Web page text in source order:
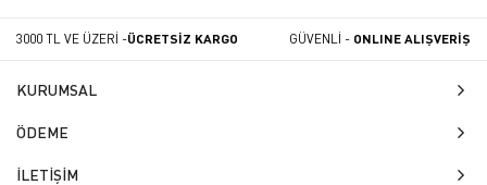
3000 TL VE ÜZERİ -ÜCRETSİZ KARGO GÜVENLİ - ONLINE ALIŞVERİŞ
KURUMSAL
ÖDEME
İLETİŞİM